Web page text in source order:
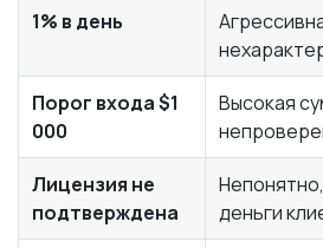
1% в день
Порог входа $1
000
Высокая
Лицензия не
подтверждена
деньги